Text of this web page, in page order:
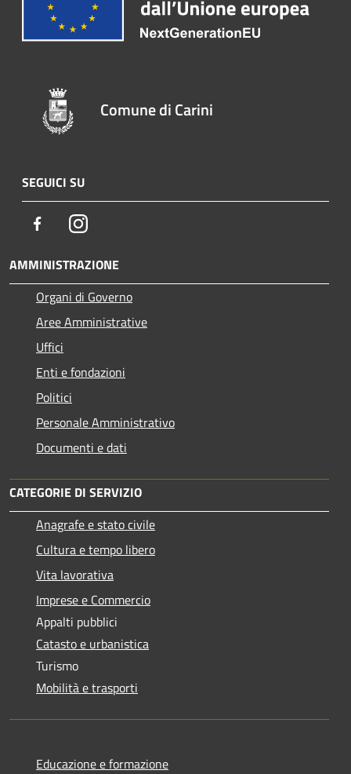
Comune di Carini
SEGUICI SU
FacebookInstagram
AMMINISTRAZIONE
Organi di Governo
Aree Amministrative
Uffici
Enti e fondazioni
Politici
Personale Amministrativo
Documenti e dati
CATEGORIE DI SERVIZIO
Anagrafe e stato civile
Cultura e tempo libero
Vita lavorativa
Imprese e Commercio
Appalti pubblici
Catasto e urbanistica
Turismo
Mobilità e trasporti
Educazione e formazione